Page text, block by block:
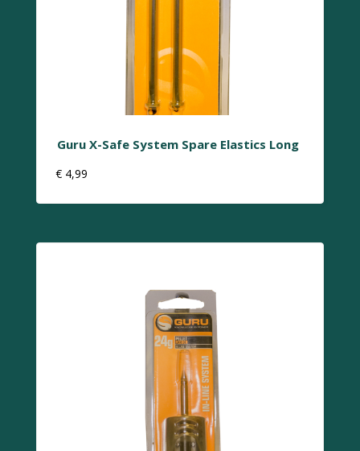
Guru X-Safe System Spare Elastics Long
€ 4,99